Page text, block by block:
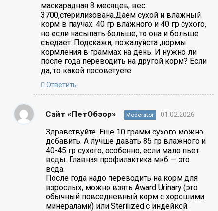
маскарадная 8 месяцев, вес
3700,стерилизована.Даем сухой и влажный
корм в паучах. 40 гр влажного и 40 гр сухого,
но если насыпать больше, то она и больше
съедает. Подскажи, пожалуйста ,нормы
кормления в граммах на день. И нужно ли
после года переводить на другой корм? Если
да, то какой посоветуете.
Ответить
Сайт «ПетОбзор» Moderator 01.02.2026
Здравствуйте. Еще 10 грамм сухого можно
добавить. А лучше давать 85 гр влажного и
40-45 гр сухого, особенно, если мало пьет
воды. Главная профилактика мкб — это
вода.
После года надо переводить на корм для
взрослых, можно взять Award Urinary (это
обычный повседневный корм с хорошими
минералами) или Sterilized с индейкой.